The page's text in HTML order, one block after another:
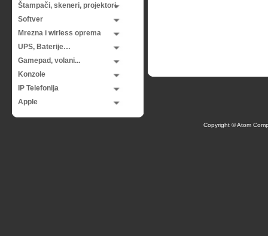
Štampači, skeneri, projektori
Softver
Mrezna i wirless oprema
UPS, Baterije…
Gamepad, volani...
Konzole
IP Telefonija
Apple
Copyright © Atom